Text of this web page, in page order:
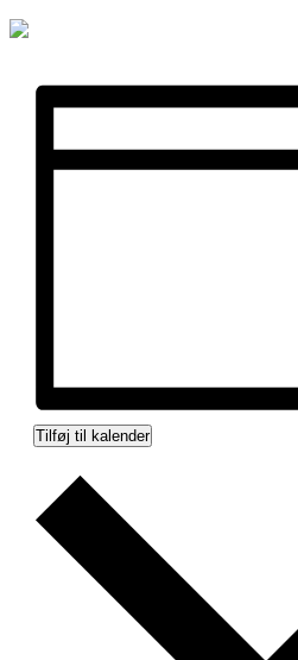
Tilføj til kalender